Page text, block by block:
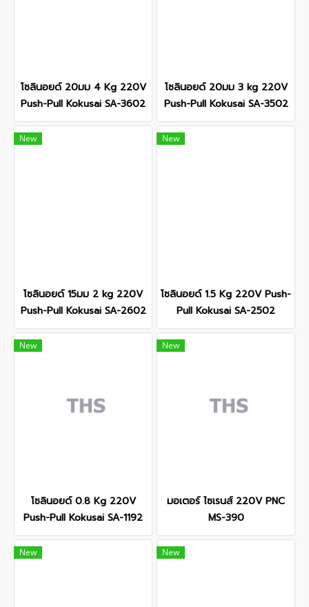
โซลินอยด์ 20มม 4 Kg 220V
Push-Pull Kokusai SA-3602
โซลินอยด์ 20มม 3 kg 220V
Push-Pull Kokusai SA-3502
New
โซลินอยด์ 15มม 2 kg 220V
Push-Pull Kokusai SA-2602
New
โซลินอยด์ 1.5 Kg 220V Push-
Pull Kokusai SA-2502
New
โซลินอยด์ 0.8 Kg 220V
Push-Pull Kokusai SA-1192
New
มอเตอร์ ไซเรนส์ 220V PNC
MS-390
New New